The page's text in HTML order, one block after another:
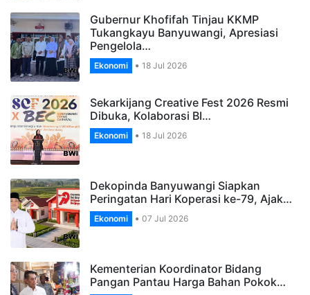
Gubernur Khofifah Tinjau KKMP
Tukangkayu Banyuwangi, Apresiasi
Pengelola…
Ekonomi 18 Jul 2026
Sekarkijang Creative Fest 2026 Resmi
Dibuka, Kolaborasi BI…
Ekonomi 18 Jul 2026
Dekopinda Banyuwangi Siapkan
Peringatan Hari Koperasi ke-79, Ajak…
Ekonomi 07 Jul 2026
Kementerian Koordinator Bidang
Pangan Pantau Harga Bahan Pokok…